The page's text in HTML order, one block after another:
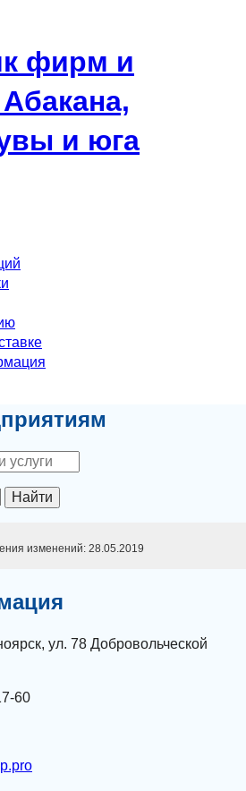
фирм и
и юга
Найти
изменений: 28.05.2019
ул. 78 Добровольческой
60